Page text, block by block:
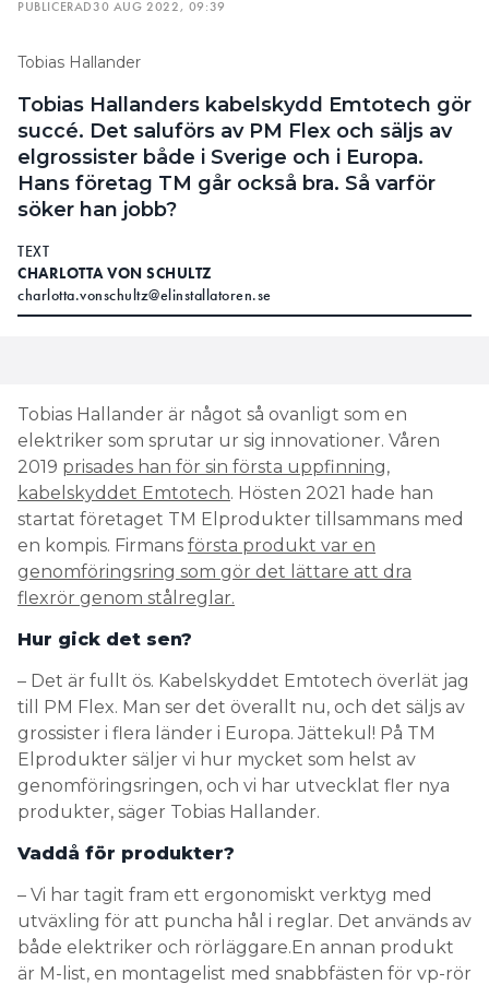
PUBLICERAD30 AUG 2022, 09:39
Tobias Hallander
Tobias Hallanders kabelskydd Emtotech gör
succé. Det saluförs av PM Flex och säljs av
elgrossister både i Sverige och i Europa.
Hans företag TM går också bra. Så varför
söker han jobb?
TEXT
CHARLOTTA VON SCHULTZ
charlotta.vonschultz@elinstallatoren.se
Tobias Hallander är något så ovanligt som en
elektriker som sprutar ur sig innovationer. Våren
2019 prisades han för sin första uppfinning,
kabelskyddet Emtotech. Hösten 2021 hade han
startat företaget TM Elprodukter tillsammans med
en kompis. Firmans första produkt var en
genomföringsring som gör det lättare att dra
flexrör genom stålreglar.
Hur gick det sen?
– Det är fullt ös. Kabelskyddet Emtotech överlät jag
till PM Flex. Man ser det överallt nu, och det säljs av
grossister i flera länder i Europa. Jättekul! På TM
Elprodukter säljer vi hur mycket som helst av
genomföringsringen, och vi har utvecklat fler nya
produkter, säger Tobias Hallander.
Vaddå för produkter?
– Vi har tagit fram ett ergonomiskt verktyg med
utväxling för att puncha hål i reglar. Det används av
både elektriker och rörläggare.En annan produkt
är M-list, en montagelist med snabbfästen för vp-rör